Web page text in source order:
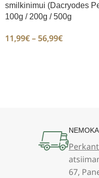
smilkinimui (Dacryodes
100g / 200g / 500g
11,99€–56,99€
67,